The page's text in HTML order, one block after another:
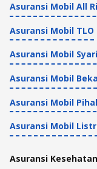
Asuransi Mobil All
Asuransi Mobil TLO
Asuransi Mobil
Asuransi Mobil
Asuransi Mobil
Asuransi Mobil
Asuransi Kesehatan